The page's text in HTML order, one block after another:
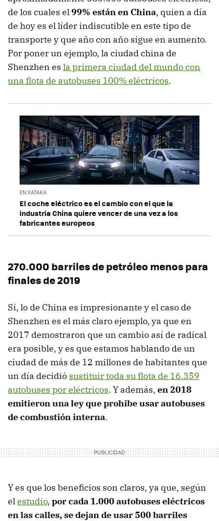
de los cuales el99% están en China, quien a día
de hoy es el líder indiscutible en este tipo de
transporte y que año con año sigue en aumento.
Por poner un ejemplo, la ciudad china de
Shenzhen es la primera ciudad del mundo con
una flota de autobuses 100% eléctricos.
EN XATAKA
El coche eléctrico es el cambio con el que la
industria China quiere vencer de una vez a los
fabricantes europeos
270.000 barriles de petróleo menos para
finales de 2019
Sí, lo de China es impresionante y el caso de
Shenzhen es el más claro ejemplo, ya que en
2017 demostraron que un cambio así de radical
era posible, y es que estamos hablando de un
ciudad de más de 12 millones de habitantes que
un día decidió sustituir toda su flota de 16.359
autobuses por eléctricos. Y además, en 2018
emitieron una ley que prohibe usar autobuses
de combustión interna.
Y es que los beneficios son claros, ya que, según
el estudio, por cada 1.000 autobuses eléctricos
en las calles, se dejan de usar 500 barriles